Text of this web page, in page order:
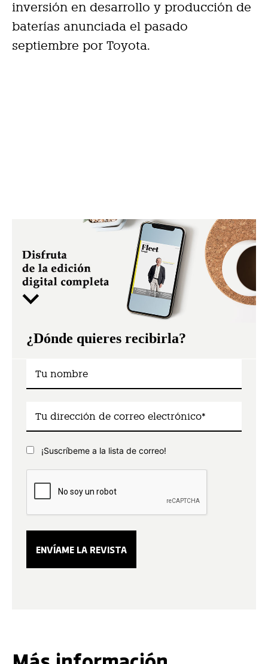
inversión en desarrollo y producción de
baterías anunciada el pasado
septiembre por Toyota.
¿Dónde quieres recibirla?
¡Suscríbeme a la lista de correo!